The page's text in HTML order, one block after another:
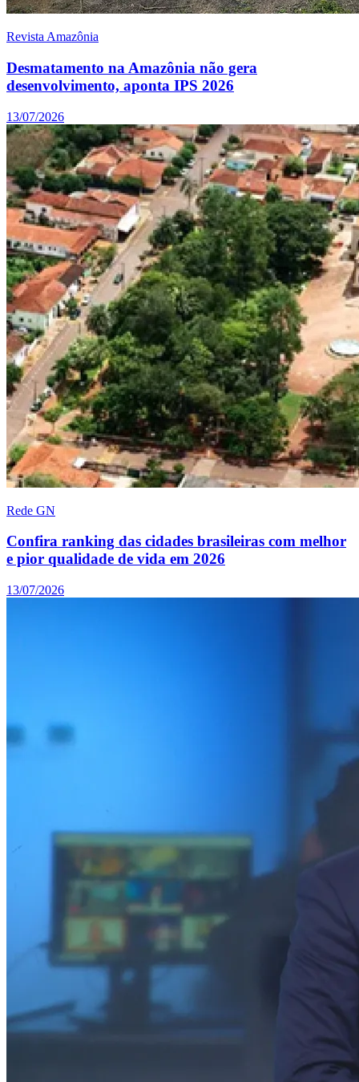
Revista Amazônia
Desmatamento na Amazônia não gera
desenvolvimento, aponta IPS 2026
13/07/2026
Rede GN
Confira ranking das cidades brasileiras com melhor
e pior qualidade de vida em 2026
13/07/2026